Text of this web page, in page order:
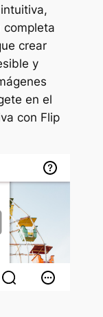
completa
crear
y
en el
con Flip